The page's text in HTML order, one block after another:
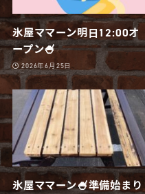
氷屋ママーン明日12:00オ
ープン🍧
2026年6月25日
氷屋ママーン🍧準備始まり